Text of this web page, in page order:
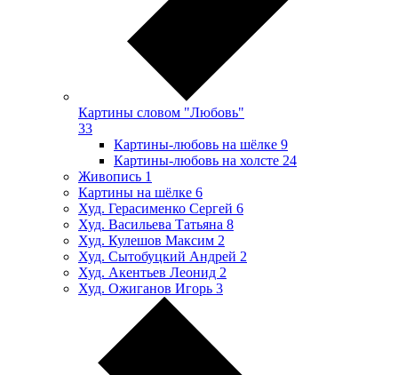
Картины словом "Любовь"
33
Картины-любовь на шёлке 9
Картины-любовь на холсте 24
Живопись 1
Картины на шёлке 6
Худ. Герасименко Сергей 6
Худ. Васильева Татьяна 8
Худ. Кулешов Максим 2
Худ. Сытобуцкий Андрей 2
Худ. Акентьев Леонид 2
Худ. Ожиганов Игорь 3